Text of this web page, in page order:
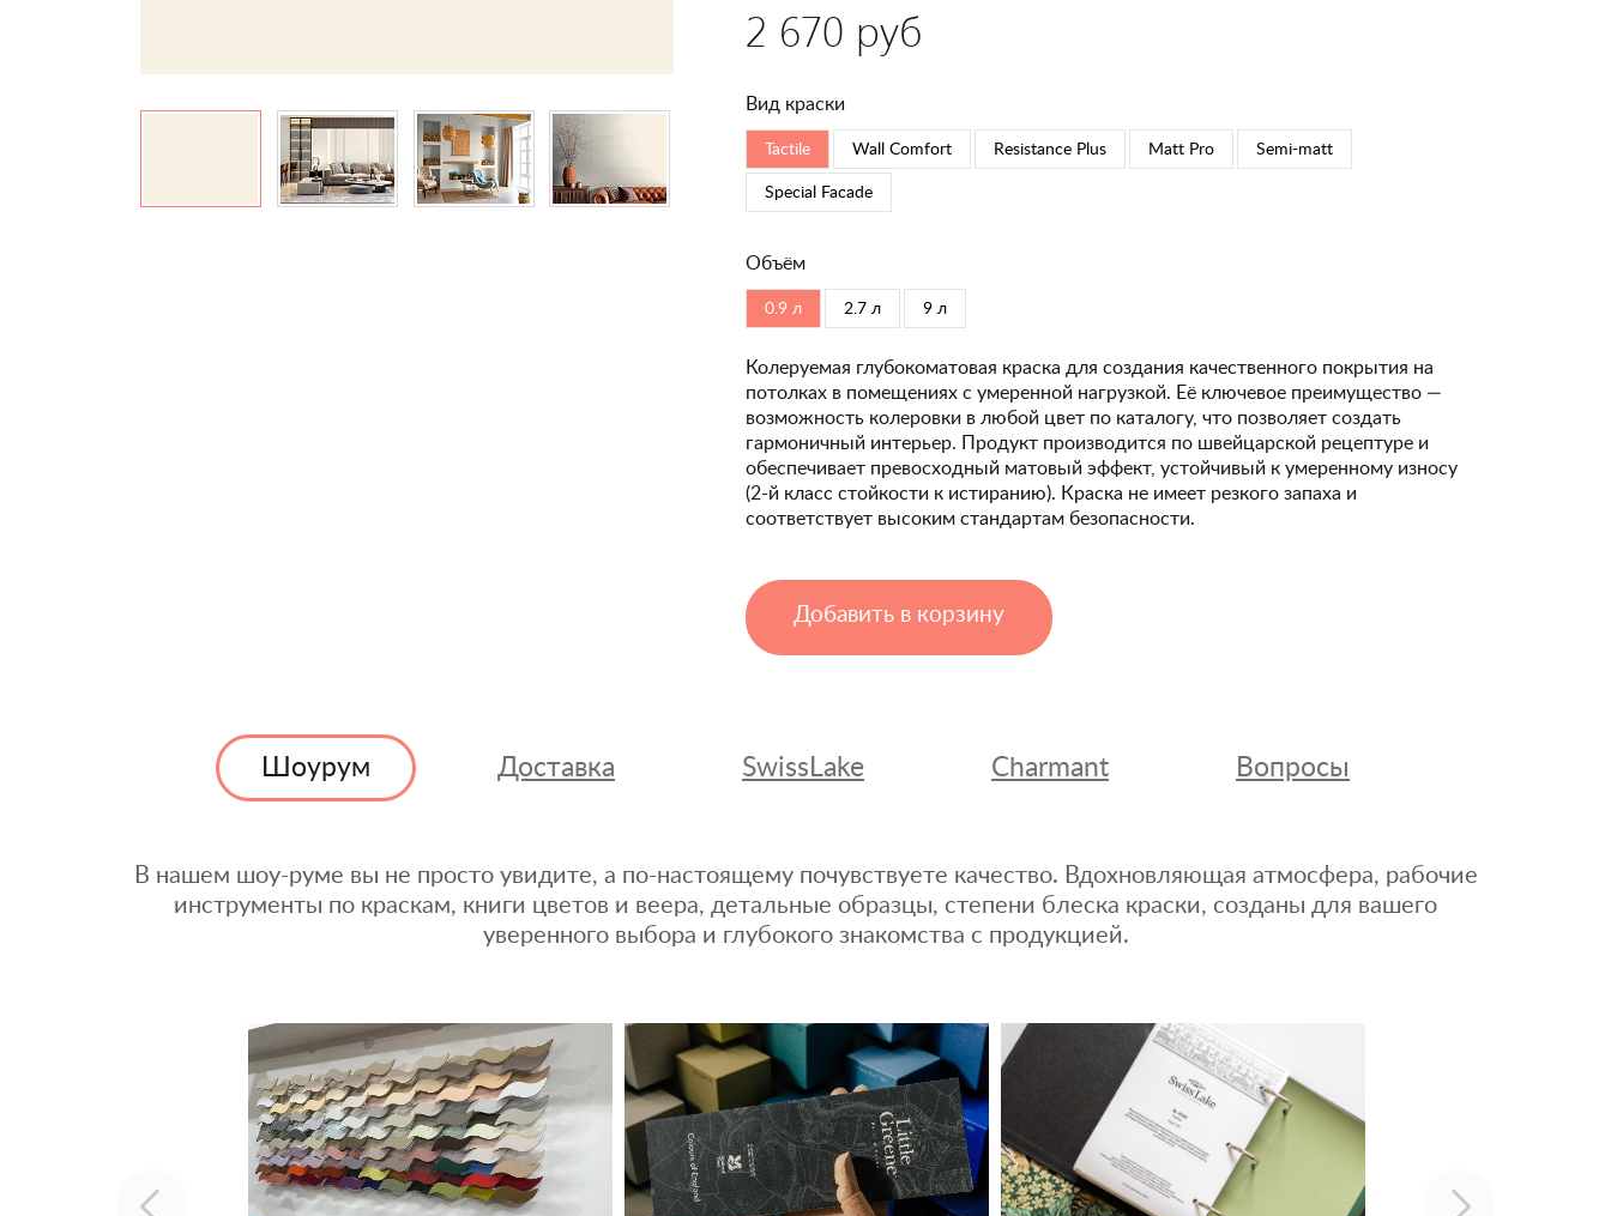
2 670 руб
Вид краски
Tactile Wall Comfort Resistance Plus Matt Pro Semi-matt
Special Faсade
Объём
0.9 л 2.7 л 9 л
Колеруемая глубокоматовая краска для создания качественного покрытия на
потолках в помещениях с умеренной нагрузкой. Её ключевое преимущество —
возможность колеровки в любой цвет по каталогу, что позволяет создать
гармоничный интерьер. Продукт производится по швейцарской рецептуре и
обеспечивает превосходный матовый эффект, устойчивый к умеренному износу
(2-й класс стойкости к истиранию). Краска не имеет резкого запаха и
соответствует высоким стандартам безопасности.
Добавить в корзину
Шоурум Доставка SwissLake Charmant Вопросы
В нашем шоу-руме вы не просто увидите, а по-настоящему почувствуете качество. Вдохновляющая атмосфера, рабочие
инструменты по краскам, книги цветов и веера, детальные образцы, степени блеска краски, созданы для вашего
уверенного выбора и глубокого знакомства с продукцией.